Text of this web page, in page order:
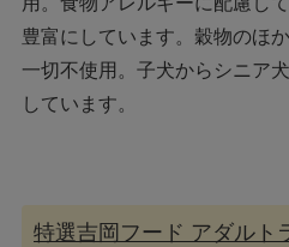
豊富にしています。穀物のほ
一切不使用。子犬からシニア
しています。
特選吉岡フード アダルト